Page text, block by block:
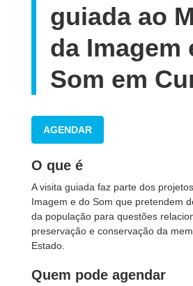
guiada ao
da Imagem
Som em
AGENDAR
O que é
A visita guiada faz parte dos
Imagem e do Som que pretendem
da população para questões
preservação e conservação da
Estado.
Quem pode agendar